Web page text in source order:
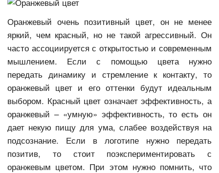
Оранжевый очень позитивный цвет, он не менее
яркий, чем красный, но не такой агрессивный. Он
часто ассоциируется с открытостью и современным
мышлением. Если с помощью цвета нужно
передать динамику и стремление к контакту, то
оранжевый цвет и его оттенки будут идеальным
выбором. Красный цвет означает эффективность, а
оранжевый – «умную» эффективность, то есть он
дает некую пищу для ума, слабее воздействуя на
подсознание. Если в логотипе нужно передать
позитив, то стоит поэкспериментировать с
оранжевым цветом. При этом нужно помнить, что